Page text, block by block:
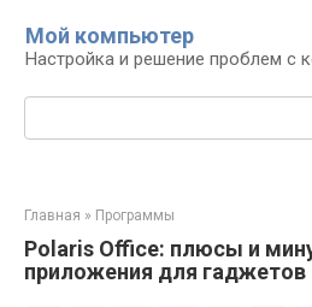
контенту
Мой компьютер
Настройка и решение проблем с
Поиск:
Главная » Программы
Polaris Office: плюсы и
приложения для гаджетов